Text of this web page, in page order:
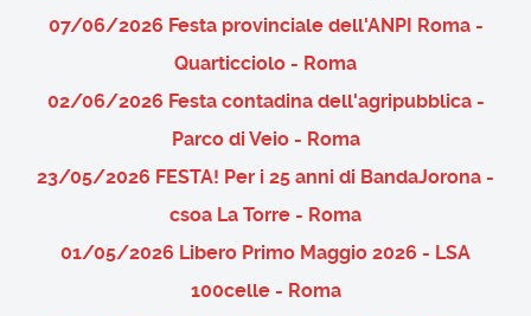
07/06/2026 Festa provinciale dell'ANPI Roma -
Quarticciolo - Roma
02/06/2026 Festa contadina dell'agripubblica -
Parco di Veio - Roma
23/05/2026 FESTA! Per i 25 anni di BandaJorona -
csoa La Torre - Roma
01/05/2026 Libero Primo Maggio 2026 - LSA
100celle - Roma